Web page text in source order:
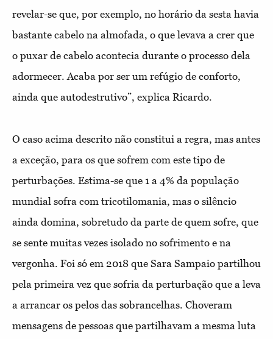
revelar-se que, por exemplo, no horário da sesta havia
bastante cabelo na almofada, o que levava a crer que
o puxar de cabelo acontecia durante o processo dela
adormecer. Acaba por ser um refúgio de conforto,
ainda que autodestrutivo”, explica Ricardo.
O caso acima descrito não constitui a regra, mas antes
a exceção, para os que sofrem com este tipo de
perturbações. Estima-se que 1 a 4% da população
mundial sofra com tricotilomania, mas o silêncio
ainda domina, sobretudo da parte de quem sofre, que
se sente muitas vezes isolado no sofrimento e na
vergonha. Foi só em 2018 que Sara Sampaio partilhou
pela primeira vez que sofria da perturbação que a leva
a arrancar os pelos das sobrancelhas. Choveram
mensagens de pessoas que partilhavam a mesma luta